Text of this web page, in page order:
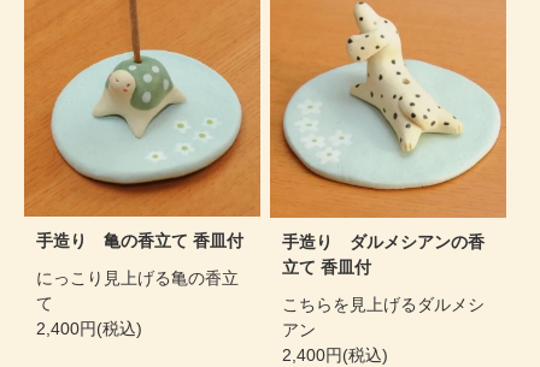
手造り 亀の香立て 香皿付
にっこり見上げる亀の香立
て
2,400円(税込)
手造り ダルメシアンの香
立て 香皿付
こちらを見上げるダルメシ
アン
2,400円(税込)